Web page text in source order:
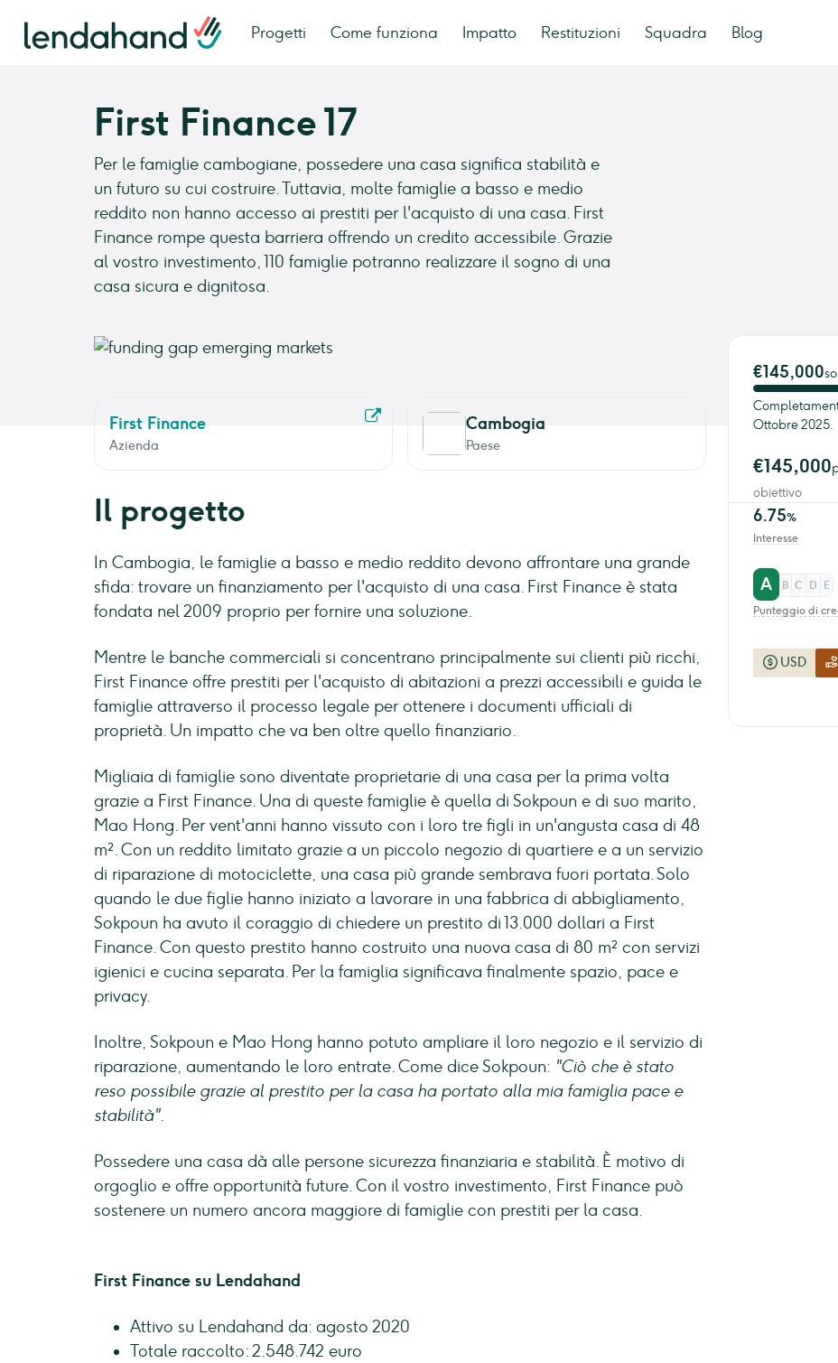
Progetti Come funziona Impatto Restituzioni Squadra Blog
First Finance 17
Per le famiglie cambogiane, possedere una casa significa stabilità e
un futuro su cui costruire. Tuttavia, molte famiglie a basso e medio
reddito non hanno accesso ai prestiti per l'acquisto di una casa. First
Finance rompe questa barriera offrendo un credito accessibile. Grazie
al vostro investimento, 110 famiglie potranno realizzare il sogno di una
casa sicura e dignitosa.
First Finance
Azienda
Cambogia
Paese
Il progetto
In Cambogia, le famiglie a basso e medio reddito devono affrontare una grande
sfida: trovare un finanziamento per l'acquisto di una casa. First Finance è stata
fondata nel 2009 proprio per fornire una soluzione.
Mentre le banche commerciali si concentrano principalmente sui clienti più ricchi,
First Finance offre prestiti per l'acquisto di abitazioni a prezzi accessibili e guida le
famiglie attraverso il processo legale per ottenere i documenti ufficiali di
proprietà. Un impatto che va ben oltre quello finanziario.
Migliaia di famiglie sono diventate proprietarie di una casa per la prima volta
grazie a First Finance. Una di queste famiglie è quella di Sokpoun e di suo marito,
Mao Hong. Per vent'anni hanno vissuto con i loro tre figli in un'angusta casa di 48
m². Con un reddito limitato grazie a un piccolo negozio di quartiere e a un servizio
di riparazione di motociclette, una casa più grande sembrava fuori portata. Solo
quando le due figlie hanno iniziato a lavorare in una fabbrica di abbigliamento,
Sokpoun ha avuto il coraggio di chiedere un prestito di 13.000 dollari a First
Finance. Con questo prestito hanno costruito una nuova casa di 80 m² con servizi
igienici e cucina separata. Per la famiglia significava finalmente spazio, pace e
privacy.
Inoltre, Sokpoun e Mao Hong hanno potuto ampliare il loro negozio e il servizio di
riparazione, aumentando le loro entrate. Come dice Sokpoun: "Ciò che è stato
reso possibile grazie al prestito per la casa ha portato alla mia famiglia pace e
stabilità".
Possedere una casa dà alle persone sicurezza finanziaria e stabilità. È motivo di
orgoglio e offre opportunità future. Con il vostro investimento, First Finance può
sostenere un numero ancora maggiore di famiglie con prestiti per la casa.
First Finance su Lendahand
Attivo su Lendahand da: agosto 2020
Totale raccolto: 2.548.742 euro
€145,000
Ottobre 2025.
€145,000
obiettivo
6.75%
Interesse
A B C D
E
Punteggio di
USD